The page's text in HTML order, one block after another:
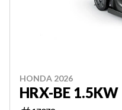
HONDA 2026
HRX-BE 1.5KW